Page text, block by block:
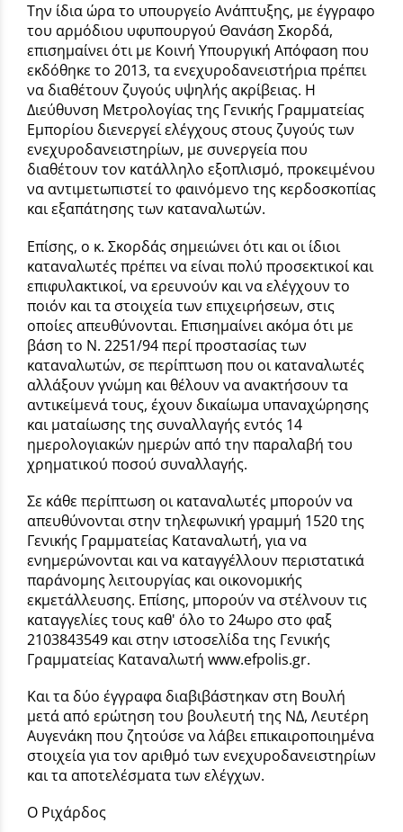
Την ίδια ώρα το υπουργείο Ανάπτυξης, με έγγραφο
του αρμόδιου υφυπουργού Θανάση Σκορδά,
επισημαίνει ότι με Κοινή Υπουργική Απόφαση που
εκδόθηκε το 2013, τα ενεχυροδανειστήρια πρέπει
να διαθέτουν ζυγούς υψηλής ακρίβειας. Η
Διεύθυνση Μετρολογίας της Γενικής Γραμματείας
Εμπορίου διενεργεί ελέγχους στους ζυγούς των
ενεχυροδανειστηρίων, με συνεργεία που
διαθέτουν τον κατάλληλο εξοπλισμό, προκειμένου
να αντιμετωπιστεί το φαινόμενο της κερδοσκοπίας
και εξαπάτησης των καταναλωτών.
Επίσης, ο κ. Σκορδάς σημειώνει ότι και οι ίδιοι
καταναλωτές πρέπει να είναι πολύ προσεκτικοί και
επιφυλακτικοί, να ερευνούν και να ελέγχουν το
ποιόν και τα στοιχεία των επιχειρήσεων, στις
οποίες απευθύνονται. Επισημαίνει ακόμα ότι με
βάση το Ν. 2251/94 περί προστασίας των
καταναλωτών, σε περίπτωση που οι καταναλωτές
αλλάξουν γνώμη και θέλουν να ανακτήσουν τα
αντικείμενά τους, έχουν δικαίωμα υπαναχώρησης
και ματαίωσης της συναλλαγής εντός 14
ημερολογιακών ημερών από την παραλαβή του
χρηματικού ποσού συναλλαγής.
Σε κάθε περίπτωση οι καταναλωτές μπορούν να
απευθύνονται στην τηλεφωνική γραμμή 1520 της
Γενικής Γραμματείας Καταναλωτή, για να
ενημερώνονται και να καταγγέλλουν περιστατικά
παράνομης λειτουργίας και οικονομικής
εκμετάλλευσης. Επίσης, μπορούν να στέλνουν τις
καταγγελίες τους καθ' όλο το 24ωρο στο φαξ
2103843549 και στην ιστοσελίδα της Γενικής
Γραμματείας Καταναλωτή www.efpolis.gr.
Και τα δύο έγγραφα διαβιβάστηκαν στη Βουλή
μετά από ερώτηση του βουλευτή της ΝΔ, Λευτέρη
Αυγενάκη που ζητούσε να λάβει επικαιροποιημένα
στοιχεία για τον αριθμό των ενεχυροδανειστηρίων
και τα αποτελέσματα των ελέγχων.
Ο Ριχάρδος